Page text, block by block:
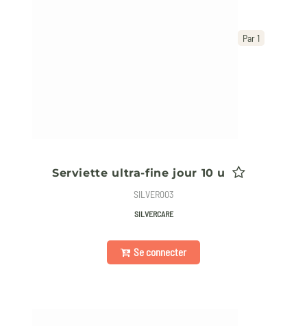
Par 1
Serviette ultra-fine jour 10 u
SILVER003
SILVERCARE
Se connecter